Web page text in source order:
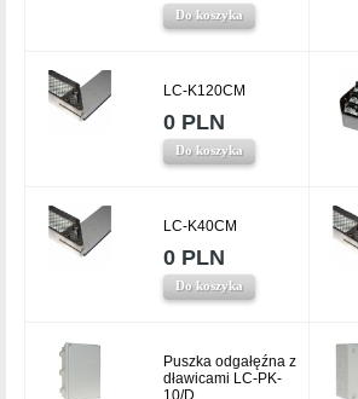
Do koszyka
LC-K120CM
0 PLN
Do koszyka
LC-K40CM
0 PLN
Do koszyka
Puszka odgałęźna z
dławicami LC-PK-
10/D